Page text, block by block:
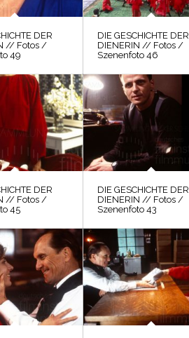
DER
// Fotos /
49
DIE GESCHICHTE DER
DIENERIN // Fotos /
Szenenfoto 46
DER
// Fotos /
45
DIE GESCHICHTE DER
DIENERIN // Fotos /
Szenenfoto 43